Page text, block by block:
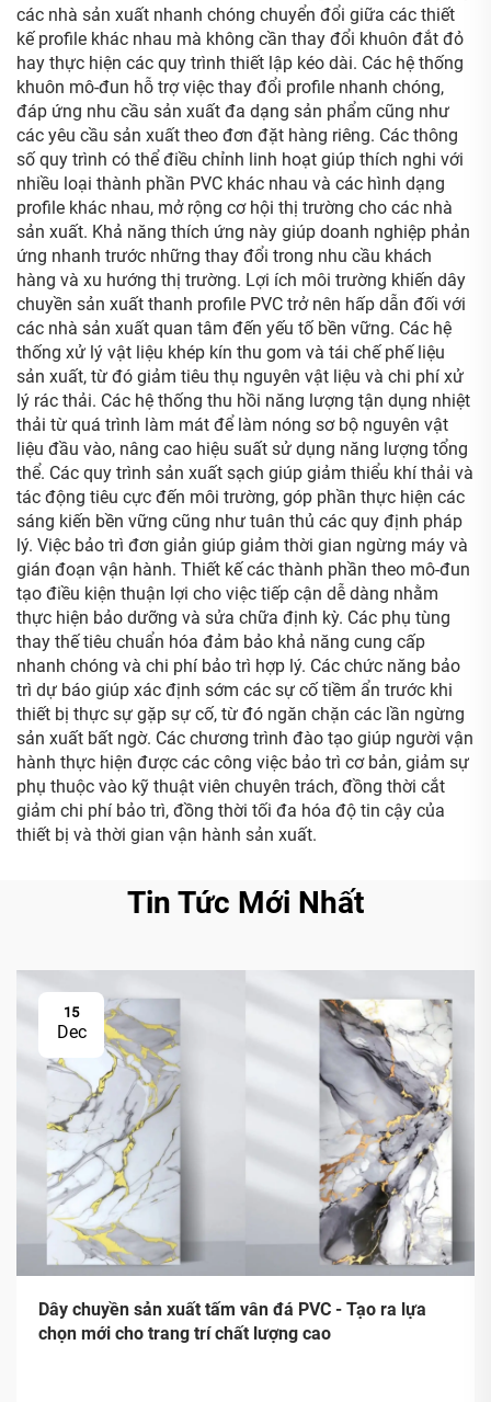
các nhà sản xuất nhanh chóng chuyển đổi giữa các thiết
kế profile khác nhau mà không cần thay đổi khuôn đắt đỏ
hay thực hiện các quy trình thiết lập kéo dài. Các hệ thống
khuôn mô-đun hỗ trợ việc thay đổi profile nhanh chóng,
đáp ứng nhu cầu sản xuất đa dạng sản phẩm cũng như
các yêu cầu sản xuất theo đơn đặt hàng riêng. Các thông
số quy trình có thể điều chỉnh linh hoạt giúp thích nghi với
nhiều loại thành phần PVC khác nhau và các hình dạng
profile khác nhau, mở rộng cơ hội thị trường cho các nhà
sản xuất. Khả năng thích ứng này giúp doanh nghiệp phản
ứng nhanh trước những thay đổi trong nhu cầu khách
hàng và xu hướng thị trường. Lợi ích môi trường khiến dây
chuyền sản xuất thanh profile PVC trở nên hấp dẫn đối với
các nhà sản xuất quan tâm đến yếu tố bền vững. Các hệ
thống xử lý vật liệu khép kín thu gom và tái chế phế liệu
sản xuất, từ đó giảm tiêu thụ nguyên vật liệu và chi phí xử
lý rác thải. Các hệ thống thu hồi năng lượng tận dụng nhiệt
thải từ quá trình làm mát để làm nóng sơ bộ nguyên vật
liệu đầu vào, nâng cao hiệu suất sử dụng năng lượng tổng
thể. Các quy trình sản xuất sạch giúp giảm thiểu khí thải và
tác động tiêu cực đến môi trường, góp phần thực hiện các
sáng kiến bền vững cũng như tuân thủ các quy định pháp
lý. Việc bảo trì đơn giản giúp giảm thời gian ngừng máy và
gián đoạn vận hành. Thiết kế các thành phần theo mô-đun
tạo điều kiện thuận lợi cho việc tiếp cận dễ dàng nhằm
thực hiện bảo dưỡng và sửa chữa định kỳ. Các phụ tùng
thay thế tiêu chuẩn hóa đảm bảo khả năng cung cấp
nhanh chóng và chi phí bảo trì hợp lý. Các chức năng bảo
trì dự báo giúp xác định sớm các sự cố tiềm ẩn trước khi
thiết bị thực sự gặp sự cố, từ đó ngăn chặn các lần ngừng
sản xuất bất ngờ. Các chương trình đào tạo giúp người vận
hành thực hiện được các công việc bảo trì cơ bản, giảm sự
phụ thuộc vào kỹ thuật viên chuyên trách, đồng thời cắt
giảm chi phí bảo trì, đồng thời tối đa hóa độ tin cậy của
thiết bị và thời gian vận hành sản xuất.
Tin Tức Mới Nhất
15
Dec
Dây chuyền sản xuất tấm vân đá PVC - Tạo ra lựa
chọn mới cho trang trí chất lượng cao